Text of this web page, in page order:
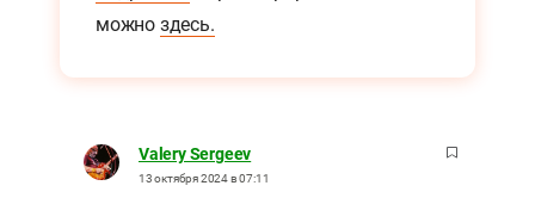
можно здесь.
Valery Sergeev
13 октября 2024 в 07:11